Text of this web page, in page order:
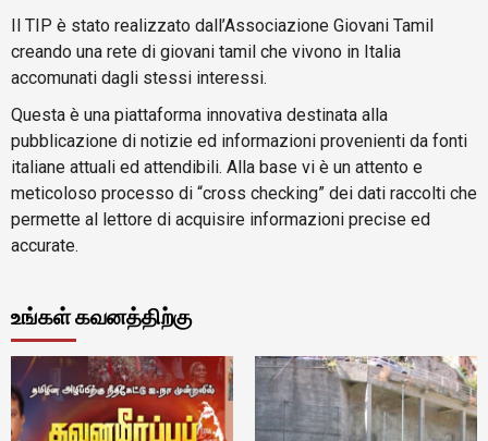
Il TIP è stato realizzato dall’Associazione Giovani Tamil
creando una rete di giovani tamil che vivono in Italia
accomunati dagli stessi interessi.
Questa è una piattaforma innovativa destinata alla
pubblicazione di notizie ed informazioni provenienti da fonti
italiane attuali ed attendibili. Alla base vi è un attento e
meticoloso processo di “cross checking” dei dati raccolti che
permette al lettore di acquisire informazioni precise ed
accurate.
உங்கள் கவனத்திற்கு